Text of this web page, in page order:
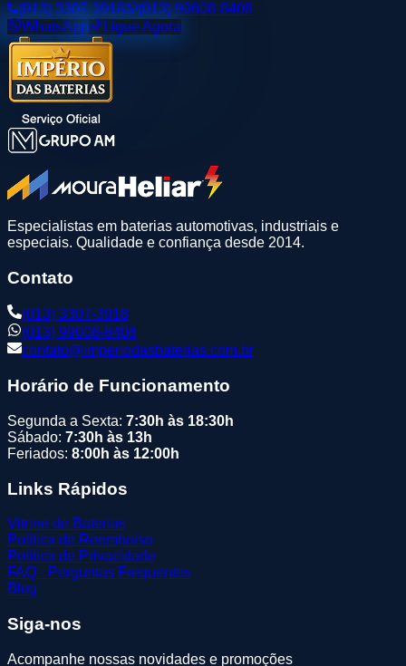
(013) 3307-3918
(013) 99608-8408
WhatsApp
Ligue Agora
Especialistas em baterias automotivas, industriais e
especiais. Qualidade e confiança desde 2014.
Contato
(013) 3307-3918
(013) 99608-8408
contato@imperiodasbaterias.com.br
Horário de Funcionamento
Segunda a Sexta: 7:30h às 18:30h
Sábado: 7:30h às 13h
Feriados: 8:00h às 12:00h
Links Rápidos
Vitrine de Baterias
Política de Reembolso
Política de Privacidade
FAQ - Perguntas Frequentes
Blog
Siga-nos
Acompanhe nossas novidades e promoções